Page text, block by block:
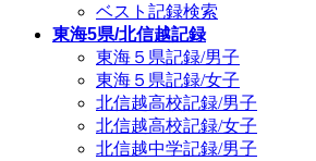
ベスト記録検索
東海5県/北信越記録
東海５県記録/男子
東海５県記録/女子
北信越高校記録/男子
北信越高校記録/女子
北信越中学記録/男子